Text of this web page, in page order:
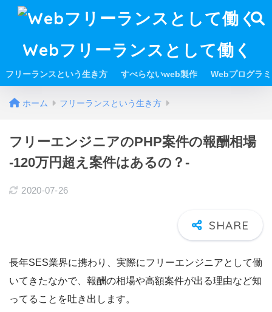
Webフリーランスとして働く
フリーランスという生き方 すべらないweb製作 Webプログラ
ホーム フリーランスという生き方
フリーエンジニアのPHP案件の報酬相場
-120万円超え案件はあるの？-
2020-07-26
長年SES業界に携わり、実際にフリーエンジニアとして働
いてきたなかで、報酬の相場や高額案件が出る理由など知
ってることを吐き出します。